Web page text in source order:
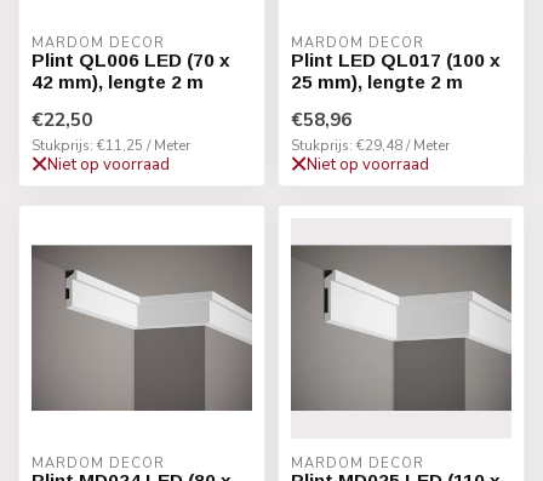
MARDOM DECOR
Plint QL006 LED (70 x
42 mm), lengte 2 m
€22,50
Stukprijs: €11,25 / Meter
Niet op voorraad
MARDOM DECOR
Plint LED QL017 (100 x
25 mm), lengte 2 m
€58,96
Stukprijs: €29,48 / Meter
Niet op voorraad
MARDOM DECOR MARDOM DECOR